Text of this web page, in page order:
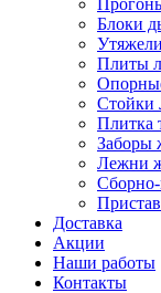
Блоки
Плиты
Плитка
Заборы
Лежни
Доставка
Акции
Наши работы
Контакты